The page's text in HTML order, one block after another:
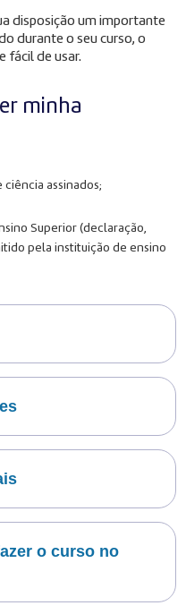
disposição um importante
durante o seu curso, o
fácil de usar.
minha
assinados;
Superior (declaração,
pela instituição de ensino
o curso no